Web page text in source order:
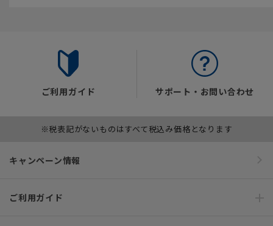
ご利用ガイド サポート・お問い合わせ
※税表記がないものはすべて税込み価格となります
キャンペーン情報
ご利用ガイド